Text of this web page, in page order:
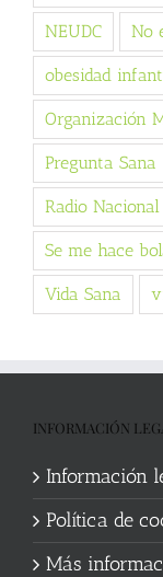
NEUDC No
obesidad
Organización
Pregunta Sana
Radio
Se me hace
Vida Sana
INFORMACIÓN
Información
Política de
Más